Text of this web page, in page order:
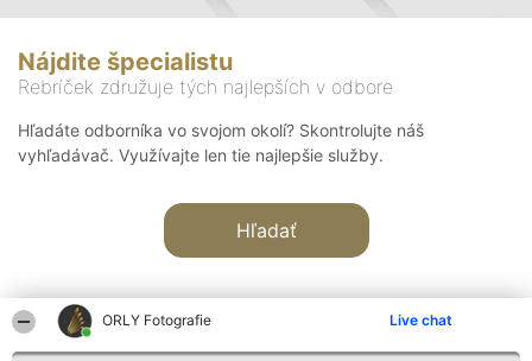
ORLY Fotografie Live chat
Nájdite špecialistu
Rebríček združuje tých najlepších v odbore
Hľadáte odborníka vo svojom okolí? Skontrolujte náš
vyhľadávač. Využívajte len tie najlepšie služby.
Hľadať